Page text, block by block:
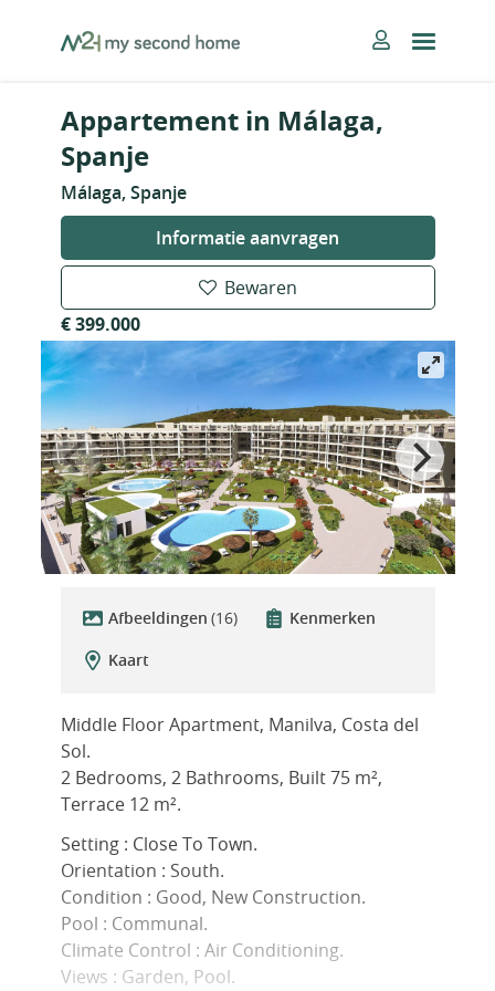
MySecondHome
Appartement in Málaga,
Spanje
Málaga, Spanje
Informatie aanvragen
Bewaren
€ 399.000
Afbeeldingen (16)
Kenmerken
Kaart
Middle Floor Apartment, Manilva, Costa del
Sol.
2 Bedrooms, 2 Bathrooms, Built 75 m²,
Terrace 12 m².
Setting : Close To Town.
Orientation : South.
Condition : Good, New Construction.
Pool : Communal.
Climate ‌Control ‌: ‌Air ‌Conditioning.
Views ‌: ‌Garden, Pool.